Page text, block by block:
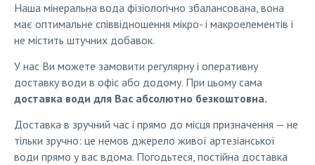
Наша мінеральна вода фізіологічно збалансована, вона
має оптимальне співвідношення мікро- і макроелементів і
не містить штучних добавок.
У нас Ви можете замовити регулярну і оперативну
доставку води в офіс або додому. При цьому сама
доставка води для Вас абсолютно безкоштовна.
Доставка в зручний час і прямо до місця призначення — не
тільки зручно: це немов джерело живої артезіанської
води прямо у вас вдома. Погодьтеся, постійна доставка